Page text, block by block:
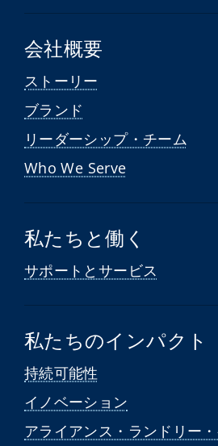
会社概要
ストーリー
ブランド
リーダーシップ・チーム
Who We Serve
私たちと働く
サポートとサービス
私たちのインパクト
持続可能性
イノベーション
アライアンス・ランドリー